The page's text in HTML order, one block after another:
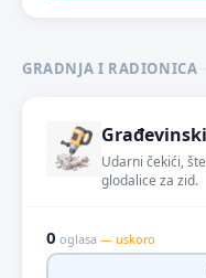
GRADNJA I RADIONICA
Udarni čekići,
glodalice za zid.
0 oglasa — uskoro